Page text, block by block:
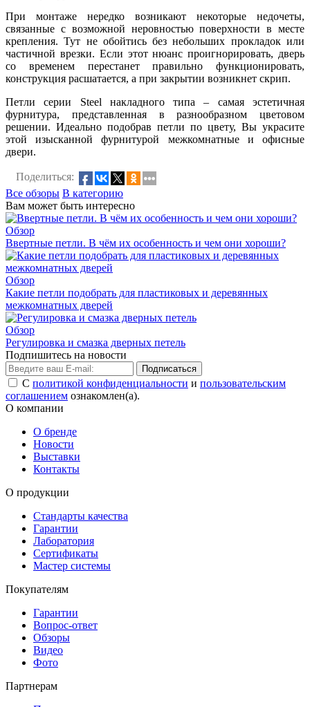
При монтаже нередко возникают некоторые недочеты,
связанные с возможной неровностью поверхности в месте
крепления. Тут не обойтись без небольших прокладок или
частичной врезки. Если этот нюанс проигнорировать, дверь
со временем перестанет правильно функционировать,
конструкция расшатается, а при закрытии возникнет скрип.
Петли серии Steel накладного типа – самая эстетичная
фурнитура, представленная в разнообразном цветовом
решении. Идеально подобрав петли по цвету, Вы украсите
этой изысканной фурнитурой межкомнатные и офисные
двери.
Поделиться:
Все обзоры В категорию
Вам может быть интересно
Обзор
Ввертные петли. В чём их особенность и чем они хороши?
Обзор
Какие петли подобрать для пластиковых и деревянных
межкомнатных дверей
Обзор
Регулировка и смазка дверных петель
Подпишитесь на новости
Подписаться
С политикой конфиденциальности и пользовательским
соглашением ознакомлен(а).
О компании
О бренде
Новости
Выставки
Контакты
О продукции
Стандарты качества
Гарантии
Лаборатория
Сертификаты
Мастер системы
Покупателям
Гарантии
Вопрос-ответ
Обзоры
Видео
Фото
Партнерам